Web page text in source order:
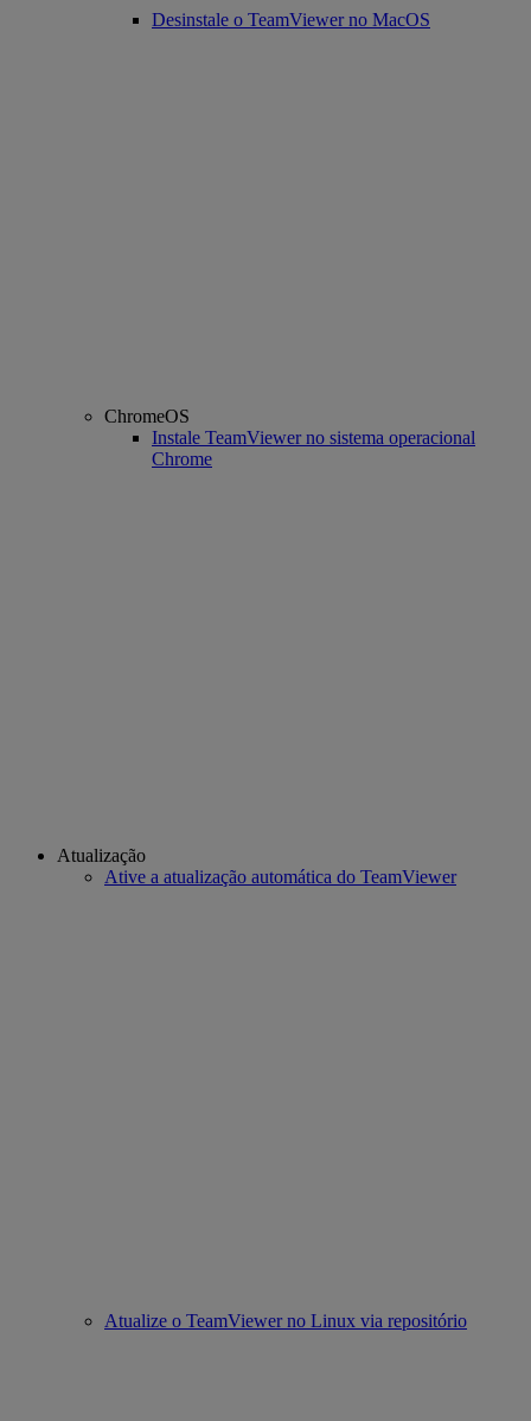
Desinstale o TeamViewer no MacOS
ChromeOS
Instale TeamViewer no sistema operacional
Chrome
Atualização
Ative a atualização automática do TeamViewer
Atualize o TeamViewer no Linux via repositório